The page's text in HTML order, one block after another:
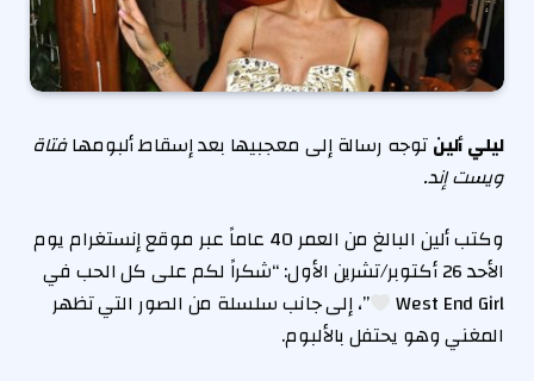
ليلي ألينتوجه رسالة إلى معجبيها بعد إسقاط ألبومهافتاة
ويست إند.
وكتب ألين البالغ من العمر 40 عاماً عبر موقع إنستغرام يوم
الأحد 26 أكتوبر/تشرين الأول: “شكراً لكم على كل الحب في
West End Girl
”، إلى جانب سلسلة من الصور التي تظهر
المغني وهو يحتفل بالألبوم.